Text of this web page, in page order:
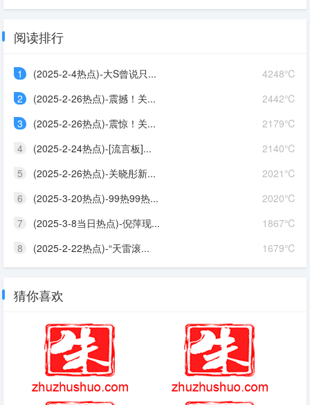
阅读排行
4248℃
1
(2025-2-4热点)-大S曾说只...
2442℃
2
(2025-2-26热点)-震撼！关...
2179℃
3
(2025-2-26热点)-震惊！关...
2140℃
4
(2025-2-24热点)-[流言板]...
2021℃
5
(2025-2-26热点)-关晓彤新...
2020℃
6
(2025-3-20热点)-99热99热...
1867℃
7
(2025-3-8当日热点)-倪萍现...
1679℃
8 (2025-2-22热点)-“天雷滚...
猜你喜欢
艾特足球攻略 王者荣耀s4赛季结束时间是几点